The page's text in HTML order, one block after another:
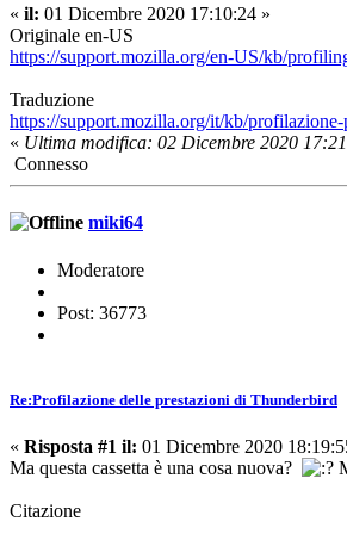
« il: 01 Dicembre 2020 17:10:24 »
Originale en-US
https://support.mozilla.org/en-US/kb/
Traduzione
https://support.mozilla.org/it/kb/
« Ultima modifica: 02 Dicembre 2020
Connesso
miki64
Moderatore
Post: 36773
Re:Profilazione delle prestazioni di Thunderbird
« Risposta #1 il: 01 Dicembre 2020
Ma questa cassetta è una cosa nuova?
Citazione